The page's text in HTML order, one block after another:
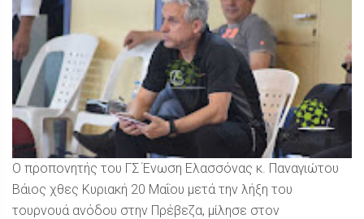
Ο προπονητής του ΓΣ Ένωση Ελασσόνας κ. Παναγιώτου
Βάιος χθες Κυριακή 20 Μαΐου μετά την λήξη του
τουρνουά ανόδου στην Πρέβεζα, μίλησε στον